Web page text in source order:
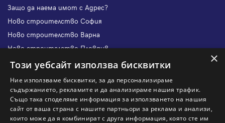
Защо да наема имот с Адрес?
Ново строителство София
Ново строителство Варна
Ново строителство Пловдив
Ново строителство Бургас
Защо да отдам имот с Адрес?
Наши офиси
Кариери
×
Този уебсайт използва бисквитки
Ние използваме бисквитки, за да персонализираме
съдържанието, рекламите и да анализираме нашия трафик.
Също така споделяме информация за използването на нашия
сайт от ваша страна с нашите партньори за реклама и анализи,
които може да я комбинират с друга информация, която сте им